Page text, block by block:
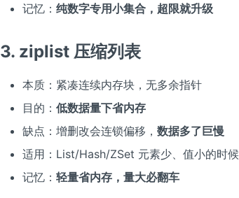
记忆：纯数字专用小集合，超限就升级
3. ziplist 压缩列表
本质：紧凑连续内存块，无多余指针
目的：低数据量下省内存
缺点：增删改会连锁偏移，数据多了巨慢
适用：List/Hash/ZSet 元素少、值小的时候
记忆：轻量省内存，量大必翻车